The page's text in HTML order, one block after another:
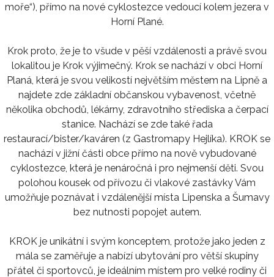
moře“), přímo na nové cyklostezce vedoucí kolem jezera v
Horní Plané.
Krok proto, že je to všude v pěší vzdálenosti a právě svou
lokalitou je Krok výjimečný. Krok se nachází v obci Horní
Planá, která je svou velikostí největším městem na Lipně a
najdete zde základní občanskou vybavenost, včetně
několika obchodů, lékárny, zdravotního střediska a čerpací
stanice. Nachází se zde také řada
restaurací/bister/kaváren (z Gastromapy Hejlíka). KROK se
nachází v jižní části obce přímo na nově vybudované
cyklostezce, která je nenáročná i pro nejmenší děti. Svou
polohou kousek od přívozu či vlakové zastávky Vám
umožňuje poznávat i vzdálenější místa Lipenska a Šumavy
bez nutnosti popojet autem.
KROK je unikátní i svým konceptem, protože jako jeden z
mála se zaměřuje a nabízí ubytování pro větší skupiny
přátel či sportovců, je ideálním místem pro velké rodiny či